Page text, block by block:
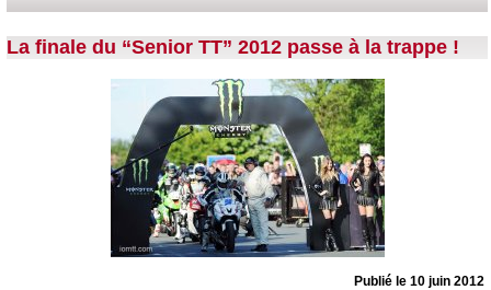
La finale du “Senior TT” 2012 passe à la trappe !
Publié le 10 juin 2012